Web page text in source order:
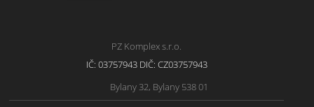
PZ Komplex s.r.o.
IČ: 03757943 DIČ: CZ03757943
Bylany 32, Bylany 538 01